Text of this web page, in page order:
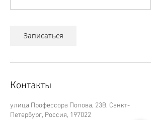
Записаться
Контакты
улица Профессора Попова, 23В, Санкт-
Петербург, Россия, 197022